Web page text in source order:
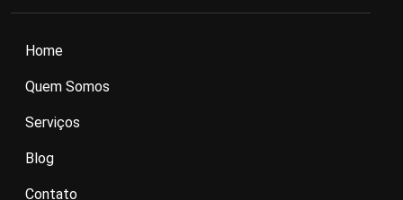
Home
Quem Somos
Serviços
Blog
Contato